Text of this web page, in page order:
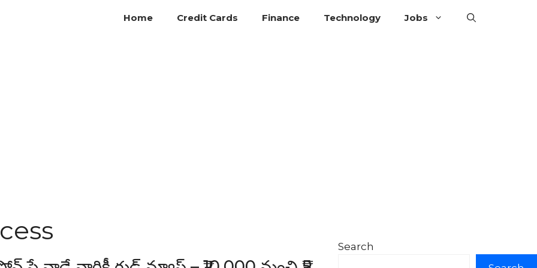
Home Credit Cards Finance Technology Jobs
Search